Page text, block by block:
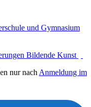
und Gymnasium
Bildende Kunst
nur nach Anmeldung im